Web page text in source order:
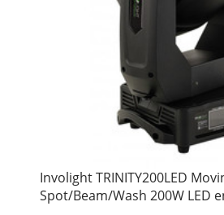
Involight TRINITY200LED
Spot/Beam/Wash 200W LED